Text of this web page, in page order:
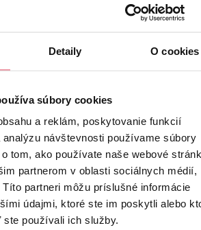
Detaily O cookies
súbory cookies
a reklám, poskytovanie funkcií
návštevnosti používame súbory
tom, ako používate naše webové
partnerom v oblasti sociálnych médií,
partneri môžu príslušné informácie
údajmi, ktoré ste im poskytli alebo
používali ich služby.